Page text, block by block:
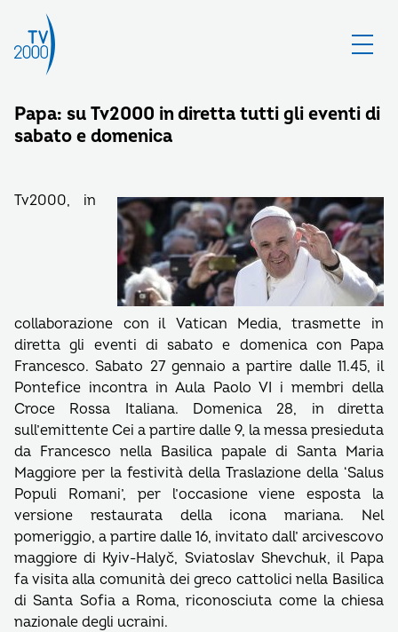
Papa: su Tv2000 in diretta tutti gli eventi di
sabato e domenica
Tv2000, in
collaborazione con il Vatican Media, trasmette in
diretta gli eventi di sabato e domenica con Papa
Francesco. Sabato 27 gennaio a partire dalle 11.45, il
Pontefice incontra in Aula Paolo VI i membri della
Croce Rossa Italiana. Domenica 28, in diretta
sull’emittente Cei a partire dalle 9, la messa presieduta
da Francesco nella Basilica papale di Santa Maria
Maggiore per la festività della Traslazione della ‘Salus
Populi Romani’, per l’occasione viene esposta la
versione restaurata della icona mariana. Nel
pomeriggio, a partire dalle 16, invitato dall’ arcivescovo
maggiore di Kyiv-Halyč, Sviatoslav Shevchuk, il Papa
fa visita alla comunità dei greco cattolici nella Basilica
di Santa Sofia a Roma, riconosciuta come la chiesa
nazionale degli ucraini.